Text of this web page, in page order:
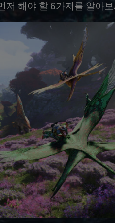
저 해야 할 6가지를 알아